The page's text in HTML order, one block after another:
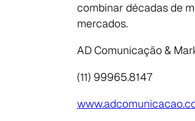
combinar décadas de
mercados.
AD Comunicação &
(11) 99965.8147